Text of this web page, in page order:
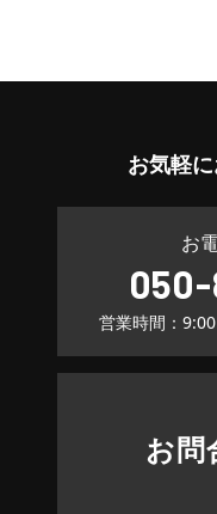
お気軽に
お
営業時間：
お問